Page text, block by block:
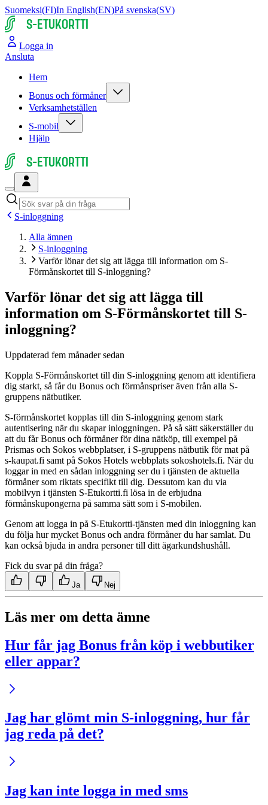
Suomeksi(FI)In English(EN)På svenska(SV)
S-ETUKORTTI
Logga in
Ansluta
Hem
Bonus och förmåner
Verksamhetställen
S-mobil
Hjälp
S-ETUKORTTI
S-inloggning
Alla ämnen
S-inloggning
Varför lönar det sig att lägga till information om S-
Förmånskortet till S-inloggning?
Varför lönar det sig att lägga till
information om S-Förmånskortet till S-
inloggning?
Uppdaterad fem månader sedan
Koppla S-Förmånskortet till din S-inloggning genom att identifiera
dig starkt, så får du Bonus och förmånspriser även från alla S-
gruppens nätbutiker.
S‑förmånskortet kopplas till din S‑inloggning genom stark
autentisering när du skapar inloggningen. På så sätt säkerställer du
att du får Bonus och förmåner för dina nätköp, till exempel på
Prismas och Sokos webbplatser, i S‑gruppens nätbutik för mat på
s‑kaupat.fi samt på Sokos Hotels webbplats sokoshotels.fi. När du
loggar in med en sådan inloggning ser du i tjänsten de aktuella
förmåner som riktats specifikt till dig. Dessutom kan du via
mobilvyn i tjänsten S‑Etukortti.fi lösa in de erbjudna
förmånskupongerna på samma sätt som i S‑mobilen.
Genom att logga in på S‑Etukortti‑tjänsten med din inloggning kan
du följa hur mycket Bonus och andra förmåner du har samlat. Du
kan också bjuda in andra personer till ditt ägarkundshushåll.
Fick du svar på din fråga?
Ja Nej
Läs mer om detta ämne
Hur får jag Bonus från köp i webbutiker
eller appar?
Jag har glömt min S-inloggning, hur får
jag reda på det?
Jag kan inte logga in med sms